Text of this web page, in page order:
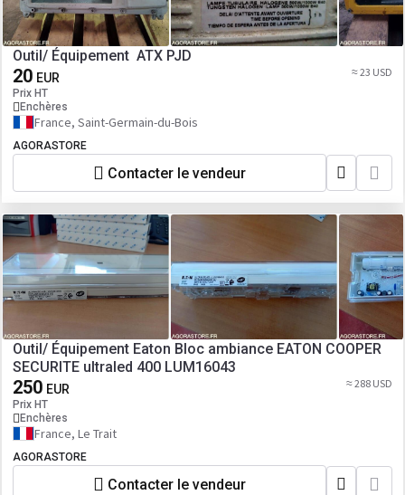
Outil/ Équipement ATX PJD
20 EUR
Prix HT
Enchères
≈ 23 USD
France, Saint-Germain-du-Bois
AGORASTORE
Contacter le vendeur
Outil/ Équipement Eaton Bloc ambiance EATON COOPER
SECURITE ultraled 400 LUM16043
250 EUR
Prix HT
Enchères
≈ 288 USD
France, Le Trait
AGORASTORE
Contacter le vendeur